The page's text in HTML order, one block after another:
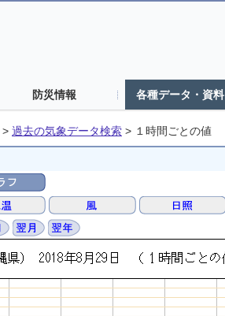
防災情報 各種データ・資料
> 過去の気象データ検索 > １時間ごとの値